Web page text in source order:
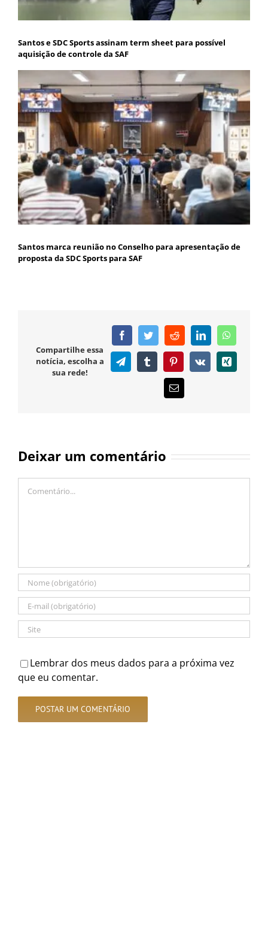
Santos e SDC Sports assinam term sheet para possível
aquisição de controle da SAF
Santos marca reunião no Conselho para apresentação de
proposta da SDC Sports para SAF
Compartilhe essa
notícia, escolha a
sua rede!
FacebookTwitterRedditLinkedIn
TelegramTumblr PinterestVk Xing
E-
mail
Deixar um comentário
Lembrar dos meus dados para a próxima vez
que eu comentar.